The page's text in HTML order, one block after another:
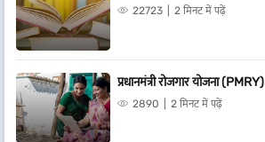
22723 2 मिनट में पढ़ें
प्रधानमंत्री रोजगार योजना (PMRY)
2890 2 मिनट में पढ़ें